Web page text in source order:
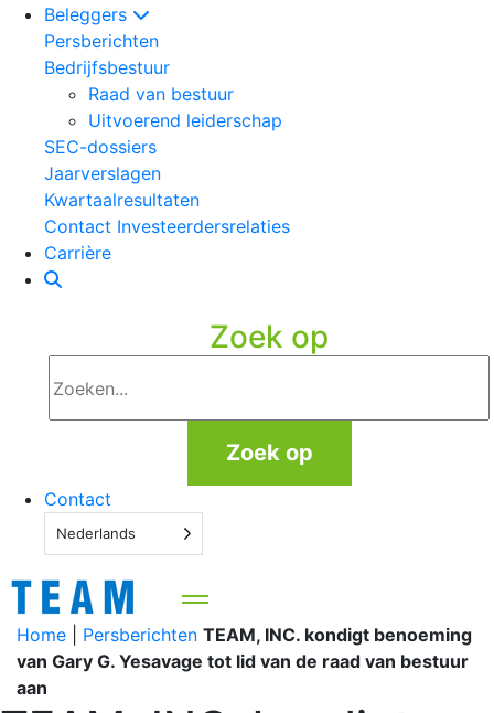
Beleggers
Persberichten
Bedrijfsbestuur
Raad van bestuur
Uitvoerend leiderschap
SEC-dossiers
Jaarverslagen
Kwartaalresultaten
Contact Investeerdersrelaties
Carrière
Zoek op
Zoek op
Contact
Nederlands
Home Persberichten TEAM, INC. kondigt benoeming
van Gary G. Yesavage tot lid van de raad van bestuur
aan